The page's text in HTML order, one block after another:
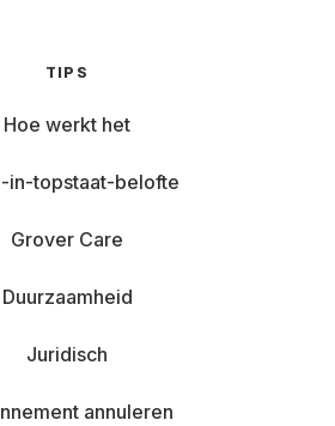
TIPS
Hoe werkt het
in-topstaat-belofte
Grover Care
Duurzaamheid
Juridisch
annuleren